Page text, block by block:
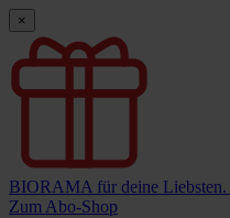
×
BIORAMA für deine Liebsten.
Zum Abo-Shop